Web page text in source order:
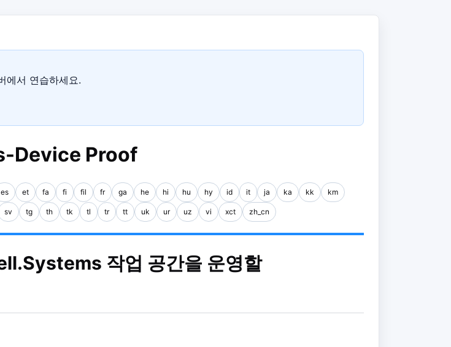
에서 연습하세요.
Device Proof
es et fa fi fil fr ga he hi hu hy id it ja ka kk km
sv tg th tk tl tr tt uk ur uz vi xct zh_cn
작업 공간을 운영할